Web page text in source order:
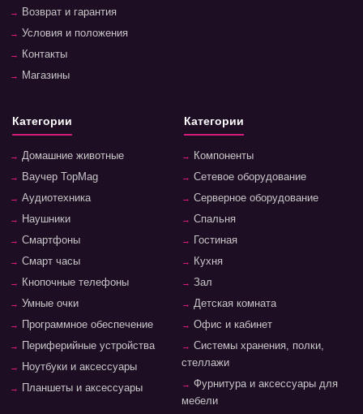
Возврат и гарантия
Условия и положения
Контакты
Магазины
Категории
Домашние животные
Ваучер TopMag
Аудиотехника
Наушники
Смартфоны
Смарт часы
Кнопочные телефоны
Умные очки
Программное обеспечение
Периферийные устройства
Ноутбуки и аксессуары
Планшеты и аксессуары
Категории
Компоненты
Сетевое оборудование
Серверное оборудование
Спальня
Гостиная
Кухня
Зал
Детская комната
Офис и кабинет
Системы хранения, полки,
стеллажи
Фурнитура и аксессуары для
мебели